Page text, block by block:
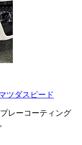
ツダスピード
レーコーティング